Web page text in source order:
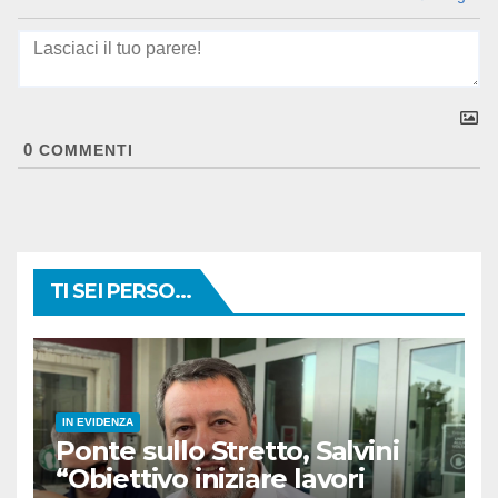
0 COMMENTI
TI SEI PERSO...
IN EVIDENZA
Ponte sullo Stretto, Salvini
“Obiettivo iniziare lavori